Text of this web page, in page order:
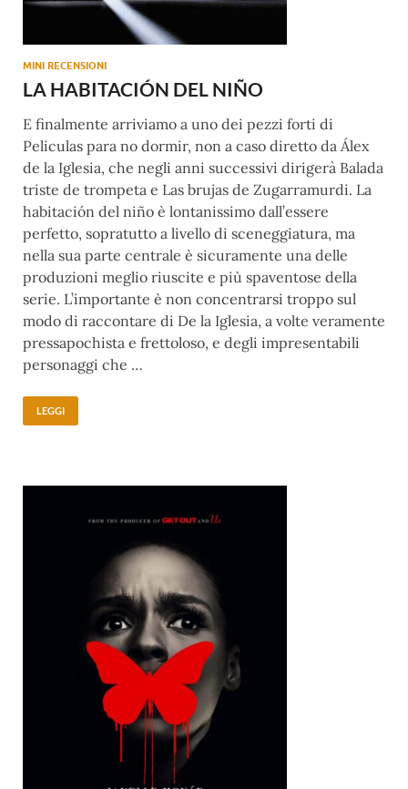
MINI RECENSIONI
LA HABITACIÓN DEL NIÑO
E finalmente arriviamo a uno dei pezzi forti di
Peliculas para no dormir, non a caso diretto da Álex
de la Iglesia, che negli anni successivi dirigerà Balada
triste de trompeta e Las brujas de Zugarramurdi. La
habitación del niño è lontanissimo dall’essere
perfetto, sopratutto a livello di sceneggiatura, ma
nella sua parte centrale è sicuramente una delle
produzioni meglio riuscite e più spaventose della
serie. L’importante è non concentrarsi troppo sul
modo di raccontare di De la Iglesia, a volte veramente
pressapochista e frettoloso, e degli impresentabili
personaggi che …
LEGGI